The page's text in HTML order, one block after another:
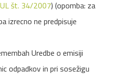
UL št. 34/2007) (opomba: za
izrecno ne predpisuje
Uredbe o emisiji
odpadkov in pri sosežigu